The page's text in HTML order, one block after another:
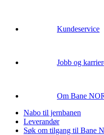
Kundeservice
Jobb og
Om Bane
Nabo til jernbanen
Leverandør
Søk om tilgang til Bane